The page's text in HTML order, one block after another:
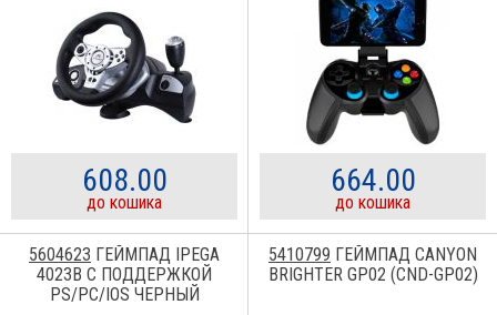
608.00
до кошика
664.00
до кошика
5604623 ГЕЙМПАД IPEGA
4023B С ПОДДЕРЖКОЙ
PS/PC/IOS ЧЕРНЫЙ
5410799 ГЕЙМПАД CANYON
BRIGHTER GP02 (CND-GP02)